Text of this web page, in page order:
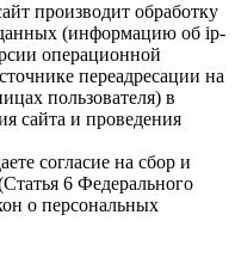
производит обработку
(информацию об ip-
операционной
переадресации на
пользователя) в
сайта и проведения
согласие на сбор и
6 Федерального
о персональных